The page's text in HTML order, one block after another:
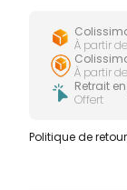
À partir
À partir
Retrait
Offert
Politique de retour